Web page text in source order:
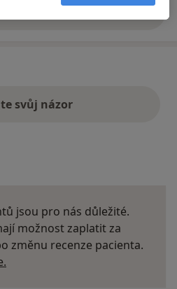
o adrese
svůj názor
jsou pro nás důležité.
možnost zaplatit za
změnu recenze pacienta.